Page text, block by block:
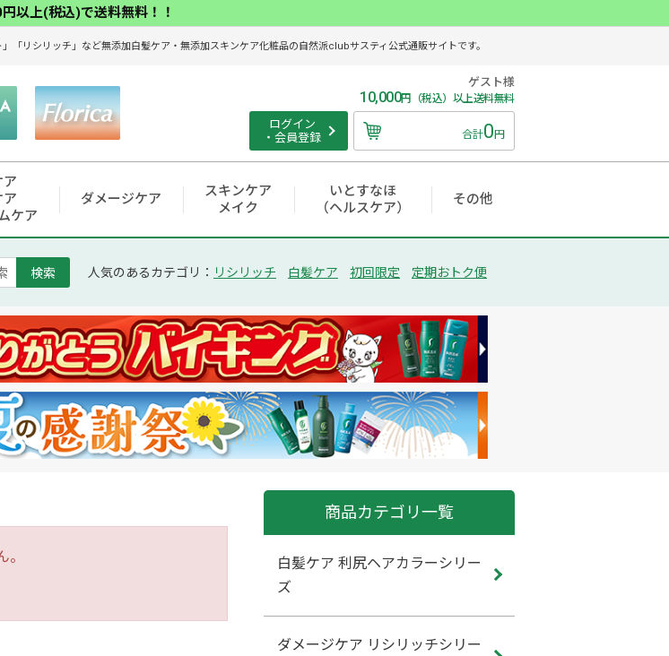
以上(税込)で送料無料！！
」「リシリッチ」など無添加白髪ケア・無添加スキンケア化粧品の自然派clubサスティ公式通販サイトです。
ログイン
・会員登録
ゲスト様
10,000円（税込）以上送料無料
合計0円
ア
ア
ケア
ダメージケア
スキンケア
メイク
いとすなほ
（ヘルスケア）
その他
検索 人気のあるカテゴリ： リシリッチ 白髪ケア 初回限定 定期おトク便
商品カテゴリ一覧
白髪ケア 利尻ヘアカラーシリー
ズ
ダメージケア リシリッチシリー